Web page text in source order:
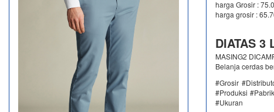
harga Grosir :
harga grosir :
DIATAS 3
MASING2
Belanja cerdas
#Grosir
#Produksi
#Ukuran